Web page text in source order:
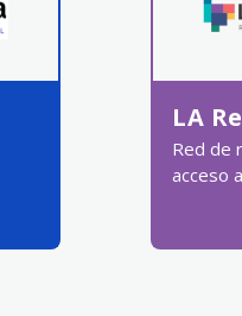
LA
Red de
acceso